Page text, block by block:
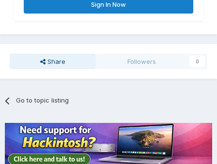
Sign In Now
Share Followers 0
Go to topic listing